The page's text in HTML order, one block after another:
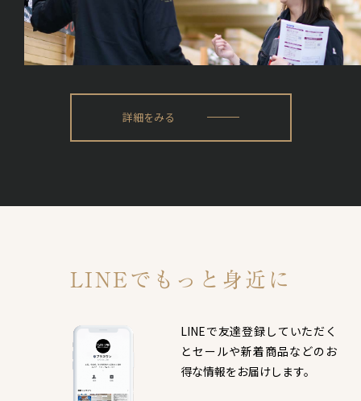
詳細をみる
LINEでもっと身近に
LINEで友達登録していただく
とセールや新着商品などのお
得な情報をお届けします。